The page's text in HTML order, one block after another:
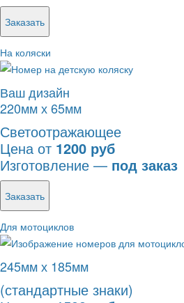
Заказать
На коляски
Ваш дизайн
220мм х 65мм
Светоотражающее
Цена от 1200 руб
Изготовление — под заказ
Заказать
Для мотоциклов
245мм х 185мм
(стандартные знаки)